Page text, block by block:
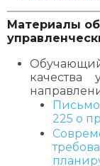
Материалы
качества
225 о